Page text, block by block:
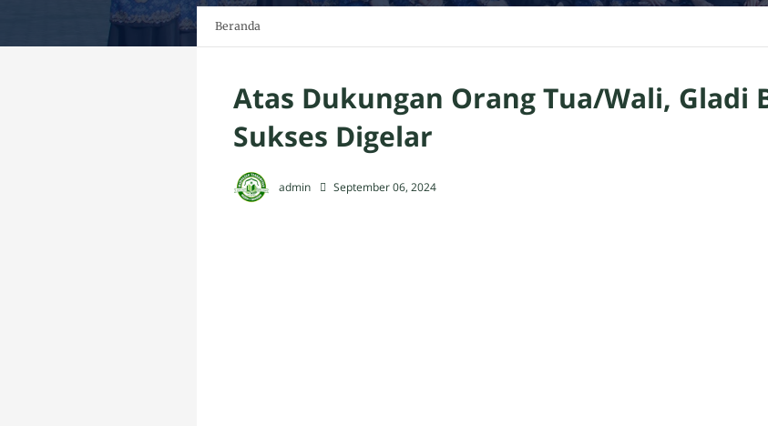
Beranda
Atas Dukungan Orang Tua/Wali, Gladi
Sukses Digelar
admin September 06, 2024